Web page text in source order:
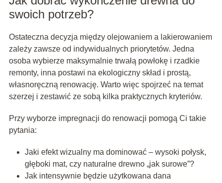
swoich potrzeb?
Ostateczna decyzja między olejowaniem a lakierowaniem
zależy zawsze od indywidualnych priorytetów. Jedna
osoba wybierze maksymalnie trwałą powłokę i rzadkie
remonty, inna postawi na ekologiczny skład i prostą,
własnoręczną renowację. Warto więc spojrzeć na temat
szerzej i zestawić ze sobą kilka praktycznych kryteriów.
Przy wyborze impregnacji do renowacji pomogą Ci takie
pytania:
Jaki efekt wizualny ma dominować – wysoki połysk,
głęboki mat, czy naturalne drewno „jak surowe”?
Jak intensywnie będzie użytkowana dana